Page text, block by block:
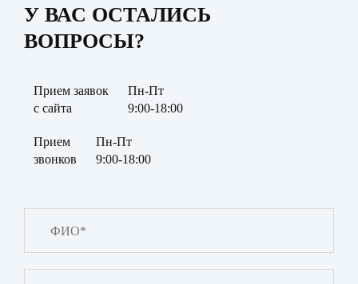
У ВАС ОСТАЛИСЬ
ВОПРОСЫ?
Прием заявок
с сайта
Пн-Пт
9:00-18:00
Прием
звонков
Пн-Пт
9:00-18:00